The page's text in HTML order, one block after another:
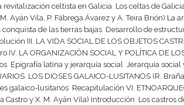
celtista en Galicia  Los celtas de
Ayán Vila, P. Fábrega Ávarez y A. Teira Brión) La
de las tierras bajas  Desarrollo de
III. LA VIDA SOCIAL DE LOS OBJETOS
LA ORGANIZACIÓN SOCIAL Y POLÍTICA DE
Epigrafía latina y jerarquía social  Jerarquía social
LOS DIOSES GALAICO-LUSITANOS (R.
lusitanos  Recapitulación VI.
Castro y X. M. Ayán Vila) Introducción  Los castros